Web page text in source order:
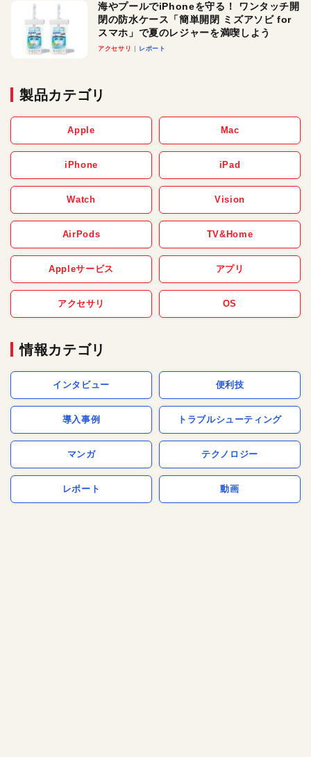
海やプールでiPhoneを守る！ ワンタッチ開
閉の防水ケース「簡単開閉 ミズアソビ for
スマホ」で夏のレジャーを満喫しよう
アクセサリ レポート
製品カテゴリ
Apple Mac
iPhone iPad
Watch Vision
AirPods TV&Home
Appleサービス アプリ
アクセサリ OS
情報カテゴリ
インタビュー 便利技
導入事例 トラブルシューティング
マンガ テクノロジー
レポート 動画